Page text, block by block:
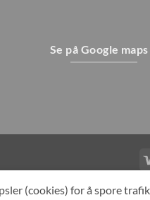
Se på Google maps
(cookies) for å spore